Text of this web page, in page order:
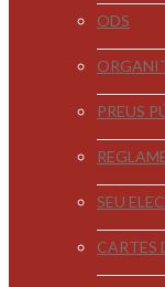
ODS
PREUS
SEU
CARTES